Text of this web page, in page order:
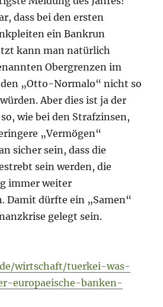
dass bei den ersten
ein Bankrun
kann man natürlich
Obergrenzen im
„Otto-Normalo“ nicht so
Aber dies ist ja der
so, wie bei den Strafzinsen,
„Vermögen“
sicher sein, dass die
sein werden, die
immer weiter
Damit dürfte ein „Samen“
gelegt sein.
wirtschaft/tuerkei-was-
europaeische-banken-